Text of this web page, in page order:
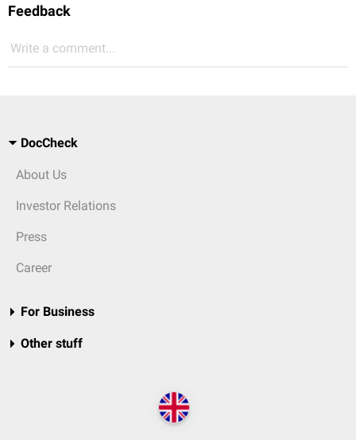
Feedback
Write a comment...
DocCheck
About Us
Investor Relations
Press
Career
For Business
Other stuff